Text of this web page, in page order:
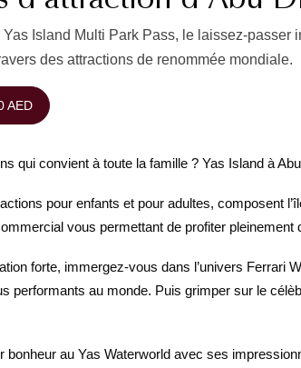
Island Multi Park Pass, le laissez-passer
des attractions de renommée mondiale.
AED
qui convient à toute la famille ? Yas Island à
pour enfants et pour adultes, composent
vous permettant de profiter pleinement
forte, immergez-vous dans l’univers Ferrari
performants au monde. Puis grimper sur le
bonheur au Yas Waterworld avec ses